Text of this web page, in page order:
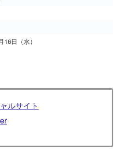
16日（水）
ルサイト